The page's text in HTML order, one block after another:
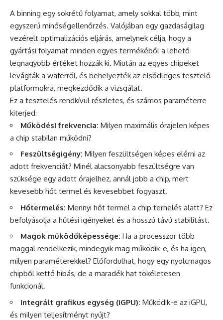
A binning egy sokrétű folyamat, amely sokkal több, mint
egyszerű minőségellenőrzés. Valójában egy gazdaságilag
vezérelt optimalizációs eljárás, amelynek célja, hogy a
gyártási folyamat minden egyes termékéből a lehető
legnagyobb értéket hozzák ki. Miután az egyes chipeket
levágták a waferről, és behelyezték az elsődleges tesztelő
platformokra, megkezdődik a vizsgálat.
Ez a tesztelés rendkívül részletes, és számos paraméterre
kiterjed:
Működési frekvencia: Milyen maximális órajelen képes
a chip stabilan működni?
Feszültségigény: Milyen feszültségen képes elérni az
adott frekvenciát? Minél alacsonyabb feszültségre van
szüksége egy adott órajelhez, annál jobb a chip, mert
kevesebb hőt termel és kevesebbet fogyaszt.
Hőtermelés: Mennyi hőt termel a chip terhelés alatt? Ez
befolyásolja a hűtési igényeket és a hosszú távú stabilitást.
Magok működőképessége: Ha a processzor több
maggal rendelkezik, mindegyik mag működik-e, és ha igen,
milyen paraméterekkel? Előfordulhat, hogy egy nyolcmagos
chipből kettő hibás, de a maradék hat tökéletesen
funkcionál.
Integrált grafikus egység (iGPU): Működik-e az iGPU,
és milyen teljesítményt nyújt?